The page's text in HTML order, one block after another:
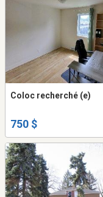
Coloc recherché (e)
750 $